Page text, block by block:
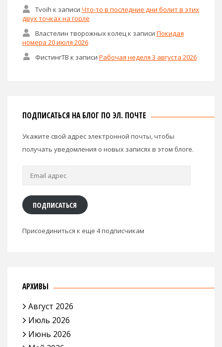
Tvoih к записи Что-то в последние дни болит в этих
двух точках на горле
Властелин творожных колец к записи Покидая
номера 20 июля 2026
ФистингТВ к записи Рабочая неделя 3 августа 2026
ПОДПИСАТЬСЯ НА БЛОГ ПО ЭЛ. ПОЧТЕ
Укажите свой адрес электронной почты, чтобы
получать уведомления о новых записях в этом блоге.
Email
ПОДПИСАТЬСЯ
Присоединиться к еще 4 подписчикам
АРХИВЫ
Август 2026
Июль 2026
Июнь 2026